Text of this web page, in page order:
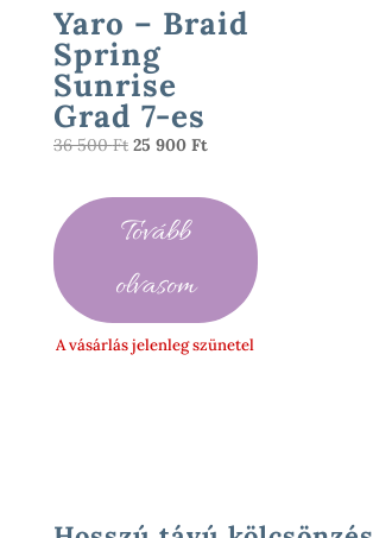
Yaro – Braid
Spring
Sunrise
Grad 7-es
36 500Ft Original
was:
36
25 900 FtCurrent
is:
900 Ft.
Tovább
olvasom
A vásárlás jelenleg szünetel